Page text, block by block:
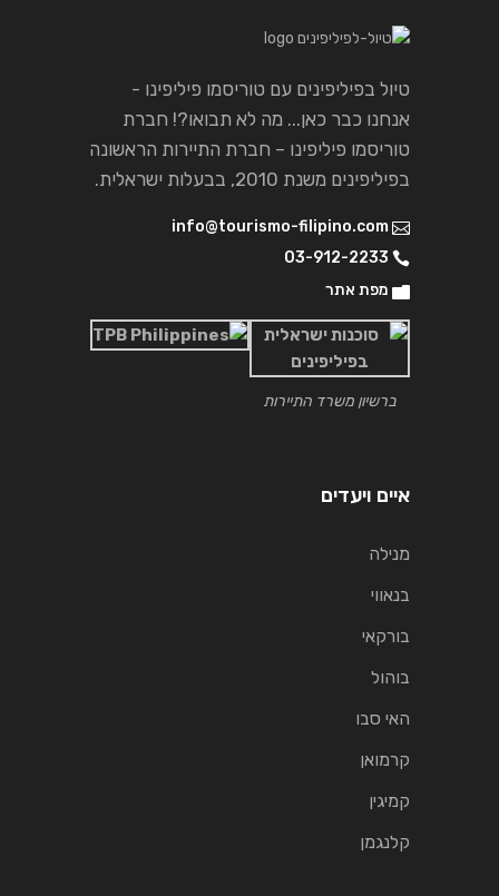
טיול בפיליפינים עם טוריסמו פיליפינו -
אנחנו כבר כאן... מה לא תבואו?! חברת
טוריסמו פיליפינו – חברת התיירות הראשונה
בפיליפינים משנת 2010, בבעלות ישראלית.
info@tourismo-filipino.com
03-912-2233
מפת אתר
ברשיון משרד התיירות
איים ויעדים
מנילה
בנאווי
בורקאי
בוהול
האי סבו
קרמואן
קמיגין
קלנגמן